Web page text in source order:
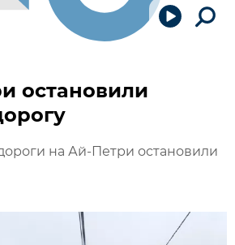
остановили
на Ай-Петри остановили